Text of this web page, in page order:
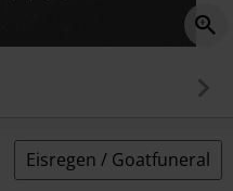
Eisregen / Goatfuneral